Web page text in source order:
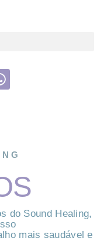
do Sound Healing,
mais saudável e